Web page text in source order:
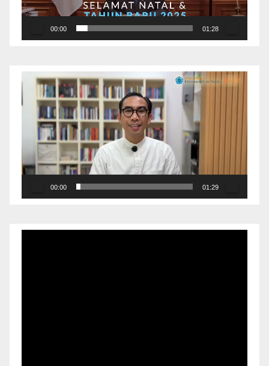
00:00 01:28
Pemutar
Video
00:00 01:29